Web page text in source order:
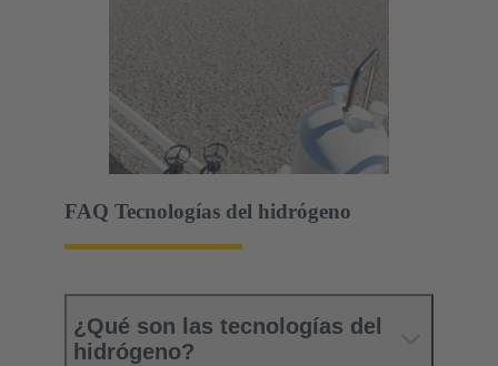
FAQ Tecnologías del hidrógeno
¿Qué son las tecnologías del
hidrógeno?